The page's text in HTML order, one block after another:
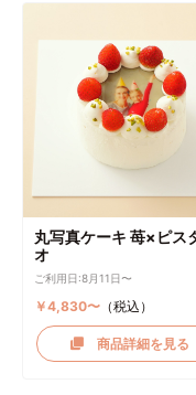
丸写真ケーキ 苺×ピス
オ
ご利用日:8月11日〜
￥4,830〜（税込）
商品詳細を見る